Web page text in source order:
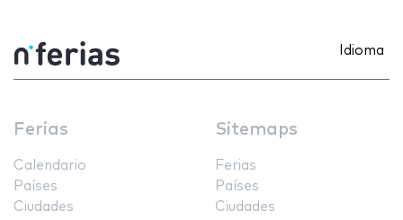
Idioma
Ferias
Calendario
Países
Ciudades
Sitemaps
Ferias
Países
Ciudades